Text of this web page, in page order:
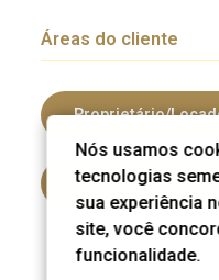
Áreas do cliente
Proprietário/
Inquilino/Locatário
Nós usamos
tecnologias
sua experiência
site, você
funcionalidade.